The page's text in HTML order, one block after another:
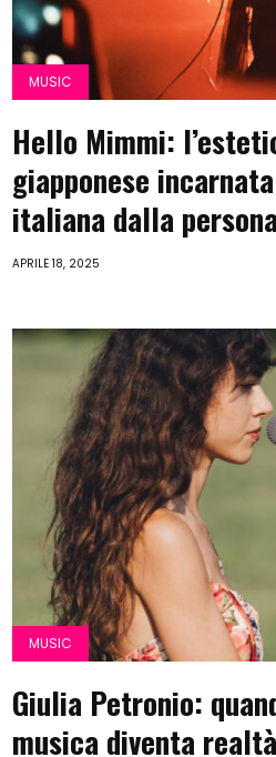
MUSIC
Hello Mimmi:
giapponese
italiana dalla
APRILE 18, 2025
MUSIC
Giulia Petronio:
musica diventa realtà